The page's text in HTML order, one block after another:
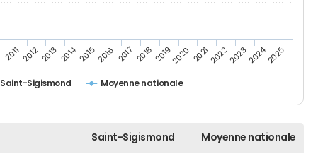
Saint-Sigismond Moyenne nationale
2011 20122013 201420152016 2017 201820192020 20212022202320242025
Saint-Sigismond Moyenne nationale